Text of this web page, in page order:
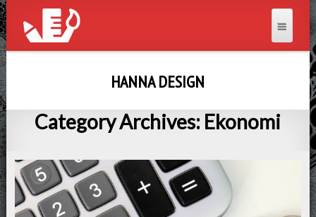
HANNA DESIGN
Category Archives: Ekonomi